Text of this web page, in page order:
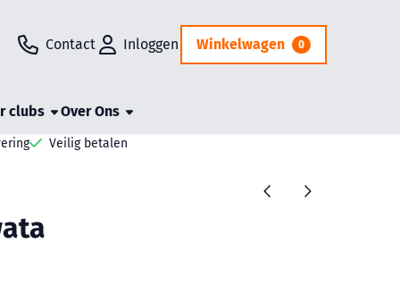
Contact Inloggen Winkelwagen 0
clubs Over Ons
Veilig betalen